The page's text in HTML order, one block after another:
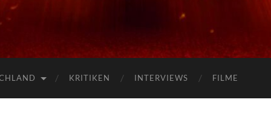
KRITIKEN INTERVIEWS FILME